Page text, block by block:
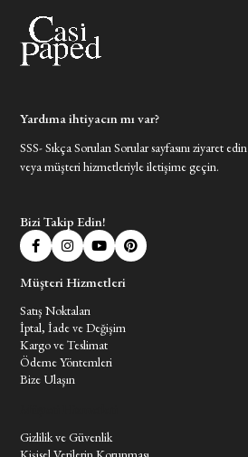
Yardıma ihtiyacın mı var?
SSS- Sıkça Sorulan Sorular sayfasını ziyaret edin
veya müşteri hizmetleriyle iletişime geçin.
Bizi Takip Edin!
Müşteri Hizmetleri
Satış Noktaları
İptal, İade ve Değişim
Kargo ve Teslimat
Ödeme Yöntemleri
Bize Ulaşın
Gizlilik ve Güvenlik